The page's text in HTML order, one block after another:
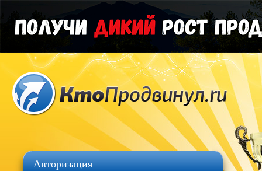
Авторизация